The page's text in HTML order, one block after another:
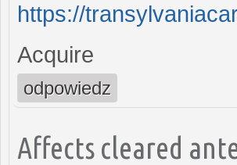
https://
Acquire
odpowiedz
Affects cleared